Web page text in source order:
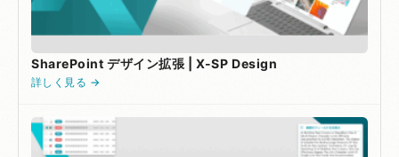
SharePoint デザイン拡張 | X-SP Design
詳しく見る →